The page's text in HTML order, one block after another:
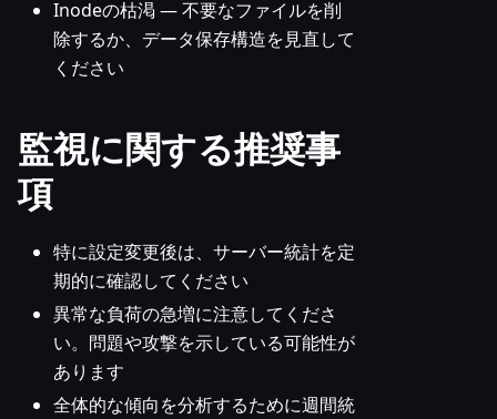
Inodeの枯渇 — 不要なファイルを削
除するか、データ保存構造を見直して
ください
監視に関する推奨事
項
特に設定変更後は、サーバー統計を定
期的に確認してください
異常な負荷の急増に注意してくださ
い。問題や攻撃を示している可能性が
あります
全体的な傾向を分析するために週間統